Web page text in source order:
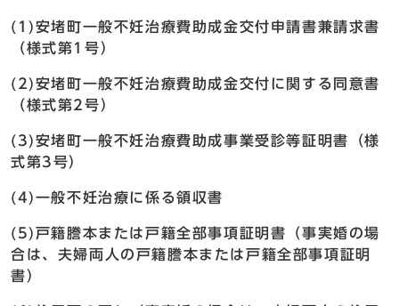
(1)安堵町一般不妊治療費助成金交付申請書兼請求書
（様式第1号）
(2)安堵町一般不妊治療費助成金交付に関する同意書
（様式第2号）
(3)安堵町一般不妊治療費助成事業受診等証明書（様
式第3号）
(4)一般不妊治療に係る領収書
(5)戸籍謄本または戸籍全部事項証明書（事実婚の場
合は、夫婦両人の戸籍謄本または戸籍全部事項証明
書）